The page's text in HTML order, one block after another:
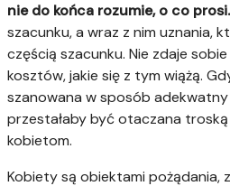
nie do końca rozumie, o co prosi.
szacunku, a wraz z nim uznania,
częścią szacunku. Nie zdaje
kosztów, jakie się z tym wiążą.
szanowana w sposób
przestałaby być otaczana
kobietom.
Kobiety są obiektami pożądania,